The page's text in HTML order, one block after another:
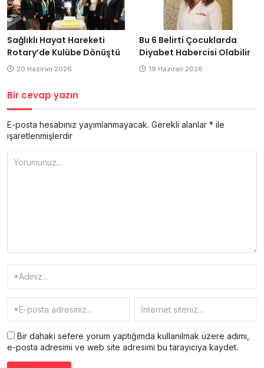
Sağlıklı Hayat Hareketi
Rotary’de Kulübe Dönüştü
20 Haziran 2026
Bu 6 Belirti Çocuklarda
Diyabet Habercisi Olabilir
19 Haziran 2026
Bir cevap yazın
E-posta hesabınız yayımlanmayacak. Gerekli alanlar * ile
işaretlenmişlerdir
Bir dahaki sefere yorum yaptığımda kullanılmak üzere adımı,
e-posta adresimi ve web site adresimi bu tarayıcıya kaydet.